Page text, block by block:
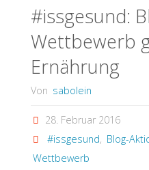
#issgesund:
Wettbewerb
Ernährung
Von sabolein
28. Februar 2016
#issgesund, Blog-
Wettbewerb